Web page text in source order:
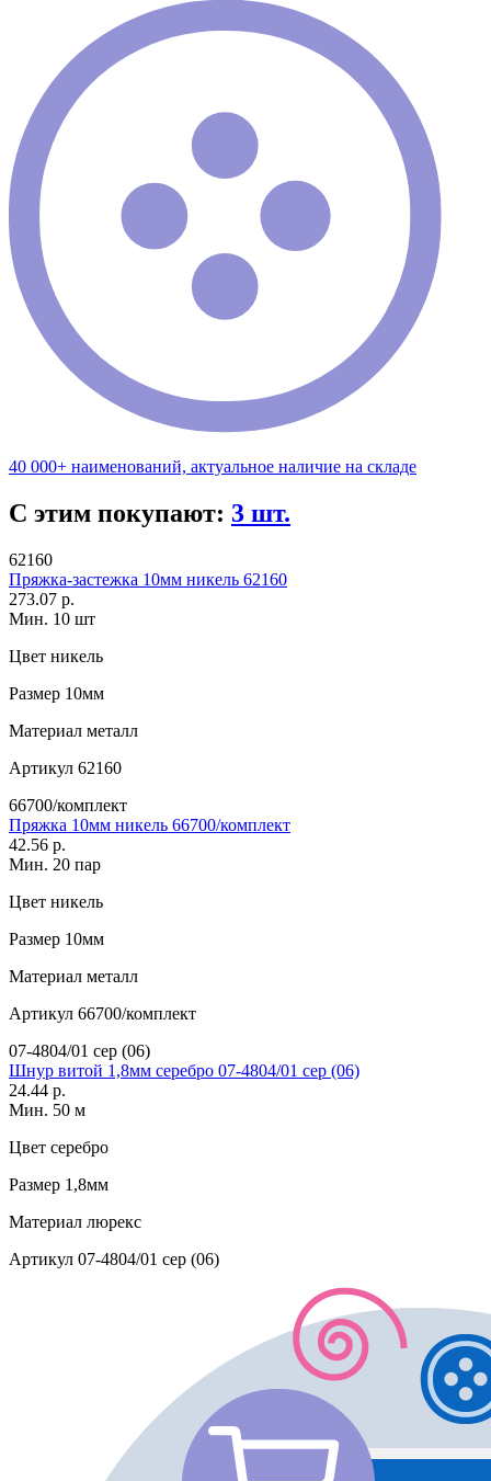
40 000+ наименований, актуальное наличие на складе
С этим покупают: 3 шт.
62160
Пряжка-застежка 10мм никель 62160
273.07 р.
Мин. 10 шт
Цвет никель
Размер 10мм
Материал металл
Артикул 62160
66700/комплект
Пряжка 10мм никель 66700/комплект
42.56 р.
Мин. 20 пар
Цвет никель
Размер 10мм
Материал металл
Артикул 66700/комплект
07-4804/01 сер (06)
Шнур витой 1,8мм серебро 07-4804/01 сер (06)
24.44 р.
Мин. 50 м
Цвет серебро
Размер 1,8мм
Материал люрекс
Артикул 07-4804/01 сер (06)